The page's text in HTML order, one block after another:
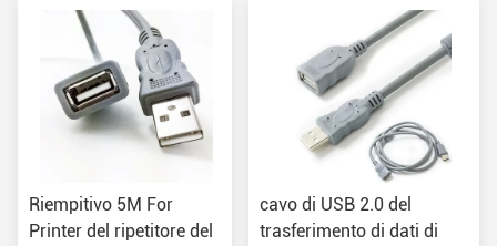
Riempitivo 5M For
Printer del ripetitore del
cavo di USB 2.0 del
trasferimento di dati di